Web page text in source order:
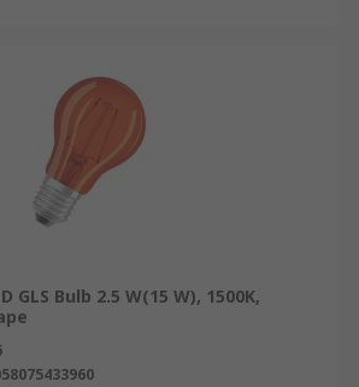
GLS Bulb 2.5 W(15 W), 1500K,